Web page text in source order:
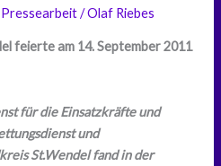
Pressearbeit/Olaf Riebes
feierte am 14. September 2011
für die Einsatzkräfte und
und
St.Wendel fand in der